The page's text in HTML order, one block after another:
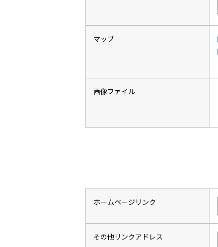
マップ
画像ファイル
ホームページリンク
その他リンクアドレス